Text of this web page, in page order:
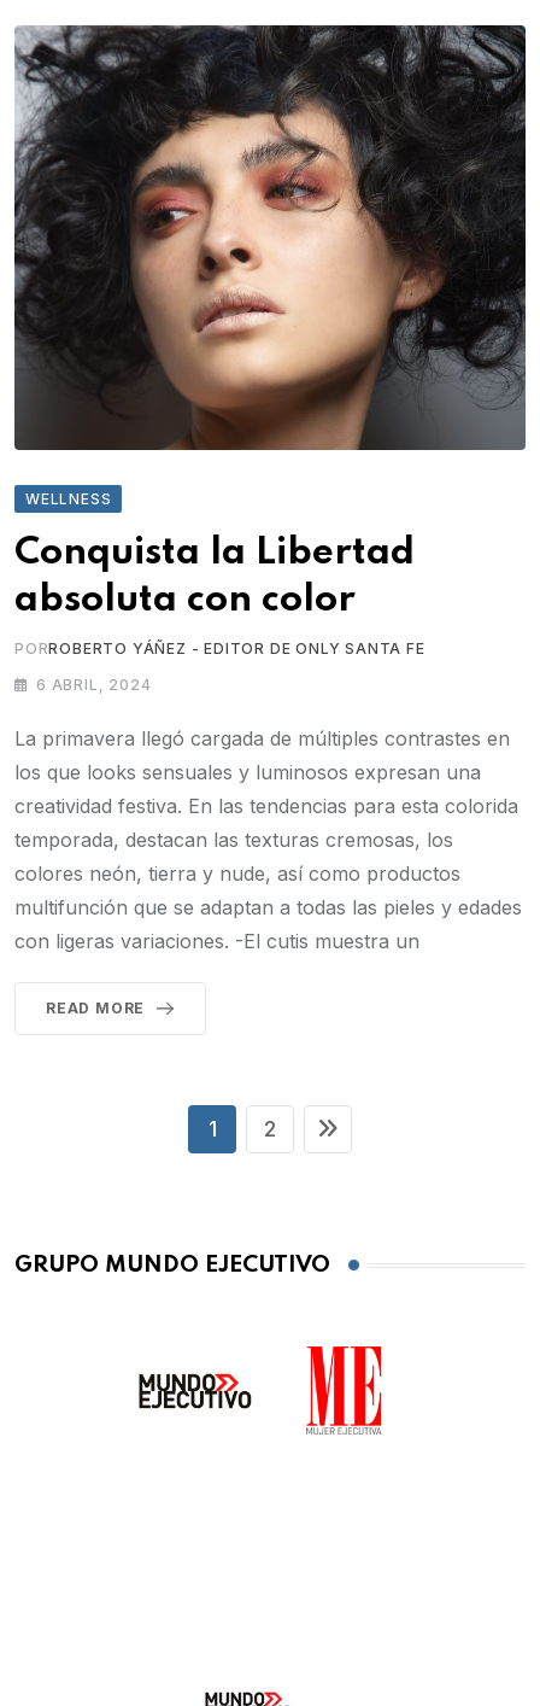
WELLNESS
Conquista la Libertad
absoluta con color
PORROBERTO YÁÑEZ - EDITOR DE ONLY SANTA FE
6 ABRIL, 2024
La primavera llegó cargada de múltiples contrastes en
los que looks sensuales y luminosos expresan una
creatividad festiva. En las tendencias para esta colorida
temporada, destacan las texturas cremosas, los
colores neón, tierra y nude, así como productos
multifunción que se adaptan a todas las pieles y edades
con ligeras variaciones. -El cutis muestra un
READ MORE
1 2
GRUPO MUNDO EJECUTIVO